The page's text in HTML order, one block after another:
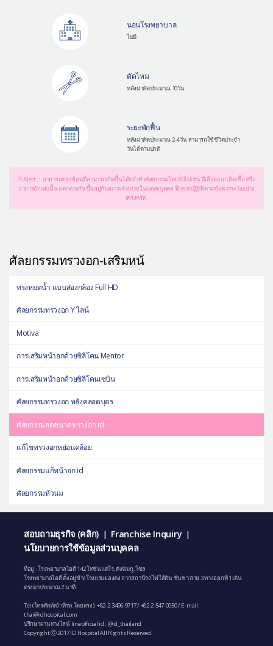
นอนโรงพยาบาล
ไม่มี
ตัดไหม
หลังผ่าตัดประมาณ 10วัน
ระยะพักฟื้น
หลังผ่าตัดประมาณ 2-4 วัน สามารถใช้ชีวิตประจำ
วันได้ตามปกติ
※ Alert： อาการแทรกซ้อนที่สามารถเกิดขึ้นได้หลังทำศัลยกรรมโดยทั่วไปเช่น มีเลือดออก,ติดเชื้อ หรือ
อาการอักเสบนั้น แตกต่างกันขึ้นอยู่กับสภาพร่างกายในแต่ละบุคคล จึงควรปฏิบัติตามข้อควรระวังอย่าง
เคร่งครัด.
ศัลยกรรมทรวงอก-เสริมหน้
ทรงหยดน้ำ แบบส่องกล้อง Full HD
ศัลยกรรมทรวงอก Y ไลน์
Motiva
การเสริมหน้าอกด้วยซิลิโคน Mentor
การเสริมหน้าอกด้วยซิลิโคนเซบิน
ศัลยกรรมทรวงอก หลังคลอดบุตร
ศัลยกรรมลดขนาดทรวงอก id
แก้ไขทรวงอกหย่อนคล้อย
ศัลยกรรมแก้หน้าอก id
ศัลยกรรมหัวนม
สอบถามธุรกิจ (คลิก) | Franchise Inquiry |
นโยบายการใช้ข้อมูลส่วนบุคคล
ที่อยู่ : โรงพยาบาลไอดี 142 โทซันแดโร, คังนัมกู, โซล
โรงพยาบาลไอดี ตั้งอยู่ข้างโรงแรมยองดง จากสถานีรถไฟใต้ดิน ชินซา สาย 3 ทางออกที่ 1 เดิน
ตรงมาประมาณ 2 นาที
Tel (โทรศัพท์เข้าที่รพ.โดยตรง): +82-2-3496-9717/+82-2-547-0050/ E-mail:
thai@idhospital.com
ปรึกษาผ่านทางไลน์ line official id : @id_thailand
Copyright ⓒ 2017 ID Hospital All Rights Reserved.